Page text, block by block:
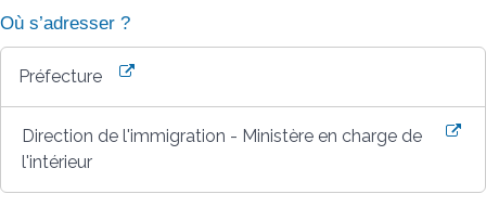
Où s’adresser ?
Préfecture
Direction de l'immigration - Ministère en charge de
l'intérieur